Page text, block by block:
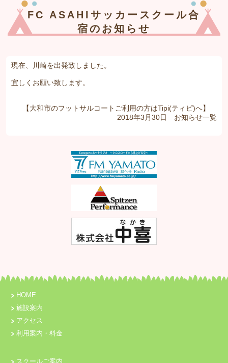
FC ASAHIサッカースクール合
宿のお知らせ
現在、川崎を出発致しました。
宜しくお願い致します。
【大和市のフットサルコートご利用の方はTipi(ティピ)へ】
2018年3月30日 お知らせ一覧
HOME
施設案内
アクセス
利用案内・料金
スクールご案内